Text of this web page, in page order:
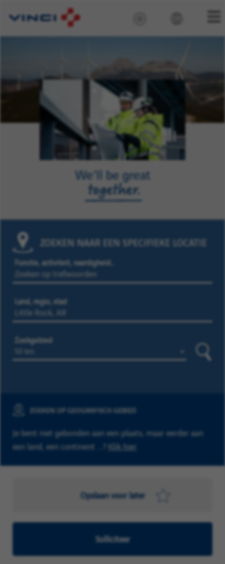
ZOEKEN NAAR EEN SPECIFIEKE LOCATIE
Functie, activiteit, vaardigheid…
Land, regio, stad
Zoekgebied
ZOEKEN OP GEOGRAFISCH GEBIED
Je bent niet gebonden aan een plaats, maar eerder aan
een land, een continent ...? Klik hier
Opslaan voor later
Solliciteer